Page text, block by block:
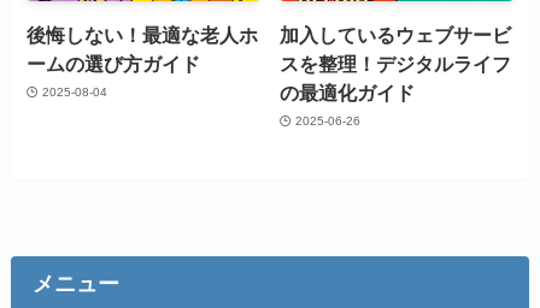
後悔しない！最適な老人ホ
ームの選び方ガイド
2025-08-04
加入しているウェブサービ
スを整理！デジタルライフ
の最適化ガイド
2025-06-26
メニュー